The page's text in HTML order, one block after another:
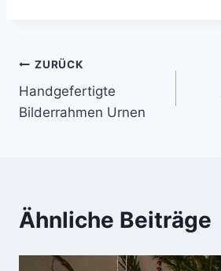
Beitragsnavigation
ZURÜCK
Handgefertigte
Bilderrahmen Urnen
Ähnliche Beiträge